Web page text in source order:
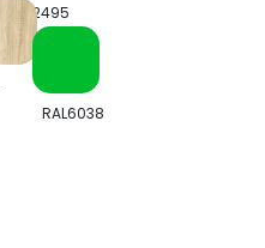
2495
RAL6038